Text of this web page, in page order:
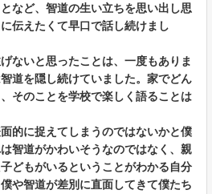
など、智道の生い立ちを思い出し思
伝えたくて早口で話し続けまし
ないと思ったことは、一度もありま
道を隠し続けていました。家でどん
そのことを学校で楽しく語ることは
的に捉えてしまうのではないかと僕
智道がかわいそうなのではなく、親
どもがいるということがわかる自分
や智道が差別に直面してきて僕たち